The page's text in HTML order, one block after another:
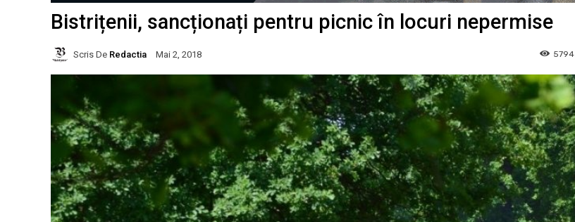
Bistrițenii, sancționați pentru picnic în locuri nepermise
Scris De Redactia Mai 2, 2018 5794